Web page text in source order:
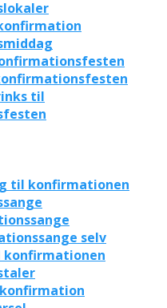
til
til konfirmationen
selv
konfirmationen